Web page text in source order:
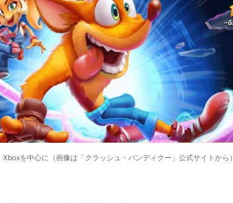
Xboxを中心に（画像は「クラッシュ・バンディクー」公式サイトから）